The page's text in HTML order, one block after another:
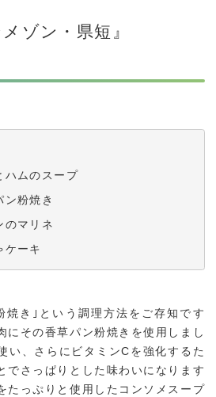
メゾン・県短』
ハムのスープ
ン粉焼き
のマリネ
ケーキ
き｣という調理方法をご存知です
にその香草パン粉焼きを使用しまし
い、さらにビタミンCを強化するた
でさっぱりとした味わいになります
たっぷりと使用したコンソメスープ